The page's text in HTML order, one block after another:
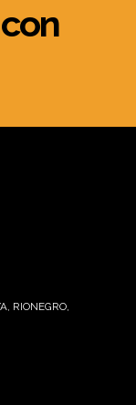
RIONEGRO,